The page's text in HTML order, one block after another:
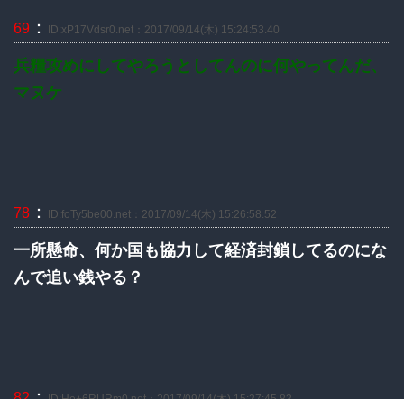
69 ： ID:xP17Vdsr0.net：2017/09/14(木) 15:24:53.40
兵糧攻めにしてやろうとしてんのに何やってんだ、
マヌケ
78 ： ID:foTy5be00.net：2017/09/14(木) 15:26:58.52
一所懸命、何か国も協力して経済封鎖してるのにな
んで追い銭やる？